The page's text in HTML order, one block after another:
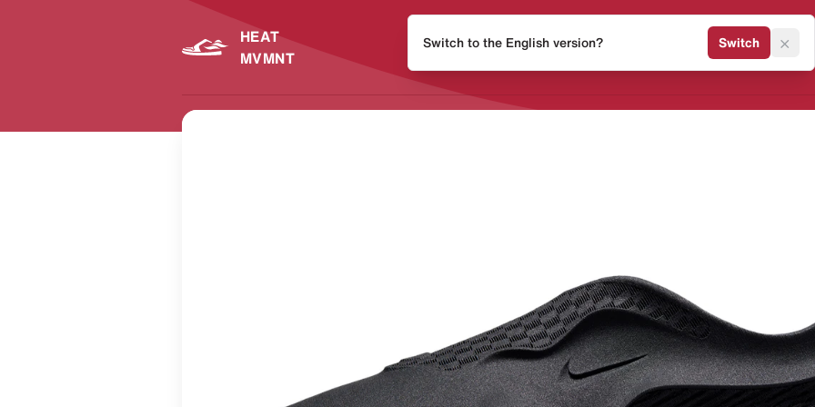
HEAT
MVMNT
Release Kalender Sneaker
Switch to the English version? Switch ×